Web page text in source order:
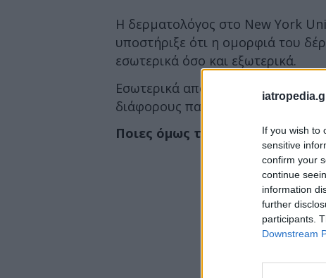
If you wish to
sensitive
confirm your
continue
information
further
participants.
Downstream
Η δερματολόγος στο New York
υποστήριξε ότι η ομορφιά του
εσωτερικά όσο και εξωτερικά.
Εσωτερικά από τις τροφές που
διάφορους παράγοντες όπως οι
Ποιες όμως τροφές αποτελούν